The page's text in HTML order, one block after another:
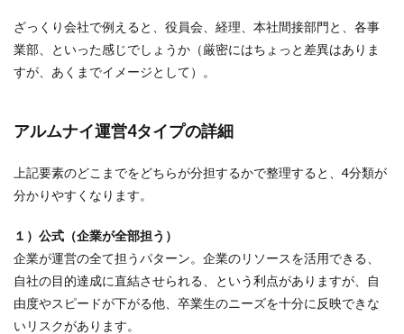
ざっくり会社で例えると、役員会、経理、本社間接部門と、各事
業部、といった感じでしょうか（厳密にはちょっと差異はありま
すが、あくまでイメージとして）。
アルムナイ運営4タイプの詳細
上記要素のどこまでをどちらが分担するかで整理すると、4分類が
分かりやすくなります。
１）公式（企業が全部担う）
企業が運営の全て担うパターン。企業のリソースを活用できる、
自社の目的達成に直結させられる、という利点がありますが、自
由度やスピードが下がる他、卒業生のニーズを十分に反映できな
いリスクがあります。